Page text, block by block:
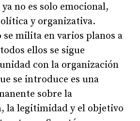
no es solo emocional,
y organizativa.
se milita en varios planos a
ellos se sigue
con la organización
se introduce es una
sobre la
la legitimidad y el objetivo